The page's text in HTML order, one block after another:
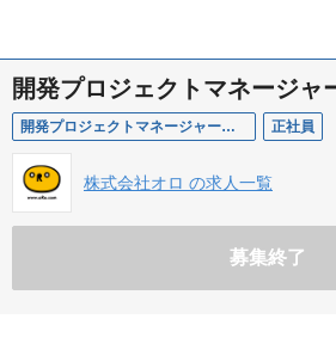
開発プロジェクトマネージャ
開発プロジェクトマネージャー（大阪） 正社員
株式会社オロ の求人一覧
募集終了